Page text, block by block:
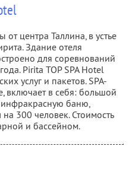
центра Таллина, в устье
Здание отеля
для соревнований
Pirita TOP SPA Hotel
услуг и пакетов. SPA-
включает в себя: большой
инфракрасную баню,
300 человек. Стоимость
и бассейном.